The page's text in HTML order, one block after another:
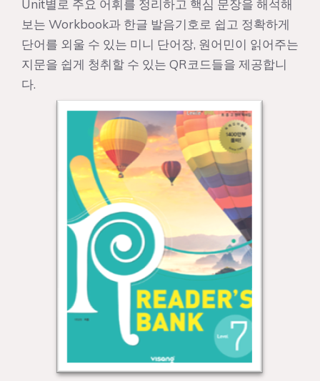
Unit별로 주요 어휘를 정리하고 핵심 문장을 해석해
보는 Workbook과 한글 발음기호로 쉽고 정확하게
단어를 외울 수 있는 미니 단어장, 원어민이 읽어주는
지문을 쉽게 청취할 수 있는 QR코드들을 제공합니
다.